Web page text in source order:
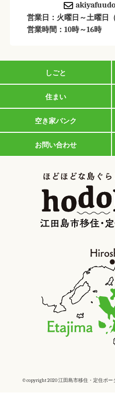
営業日：火曜日～土曜日
営業時間：10時～16時
しごと
住まい
空き家バンク
お問い合わせ
©copyright 2020 江田島市移住・定住ポー